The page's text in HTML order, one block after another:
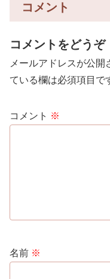
コメント
コメントをどうぞ
メールアドレスが公開
ている欄は必須項目で
コメント ※
名前 ※